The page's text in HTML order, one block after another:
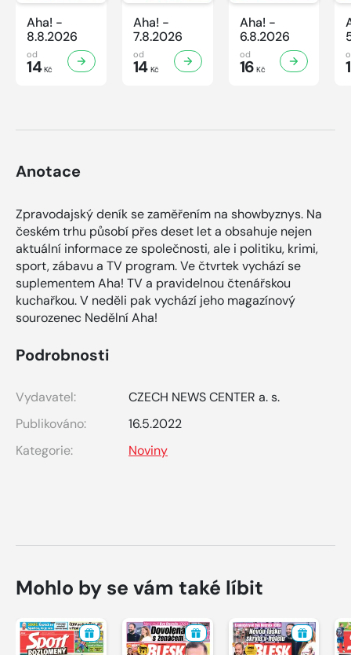
Aha! -
8.8.2026
od
14Kč
Aha! -
7.8.2026
od
14Kč
Aha! -
6.8.2026
od
16 Kč
Anotace
Zpravodajský deník se zaměřením na showbyznys. Na
českém trhu působí přes deset let a obsahuje nejen
aktuální informace ze společnosti, ale i politiku, krimi,
sport, zábavu a TV program. Ve čtvrtek vychází se
suplementem Aha! TV a pravidelnou čtenářskou
kuchařkou. V neděli pak vychází jeho magazínový
sourozenec Nedělní Aha!
Podrobnosti
Vydavatel:
CZECH NEWS CENTER a. s.
Publikováno:
16.5.2022
Kategorie:
Noviny
Mohlo by se vám také líbit